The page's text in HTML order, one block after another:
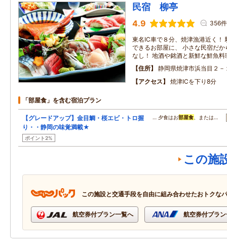
民宿 柳亭
4.9 356件
東名IC車で８分、焼津漁港近く！
できるお部屋に、 小さな民宿だ
なし！ 地酒や銘酒と新鮮な鮮魚
住所
静岡県焼津市浜当目２－
アクセス
焼津ICを下り8分
「部屋食」を含む宿泊プラン
【グレードアップ】金目鯛・桜エビ・トロ握
り・・静岡の味覚満載★
ポイント2%
… 夕食はお部屋食 、または…
この施
この施設と交通手段を自由に組み合わせたおトクな
航空券付プラン一覧へ 航空券付プラ